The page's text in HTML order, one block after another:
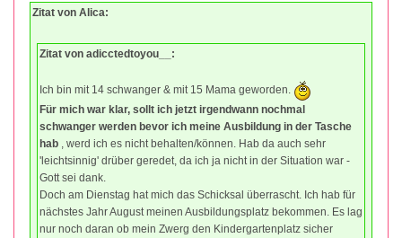
Zitat von Alica:
Zitat von adicctedtoyou__:
Ich bin mit 14 schwanger & mit 15 Mama geworden.
Für mich war klar, sollt ich jetzt irgendwann nochmal
schwanger werden bevor ich meine Ausbildung in der Tasche
hab
, werd ich es nicht behalten/können. Hab da auch sehr
'leichtsinnig' drüber geredet, da ich ja nicht in der Situation war -
Gott sei dank.
Doch am Dienstag hat mich das Schicksal überrascht. Ich hab für
nächstes Jahr August meinen Ausbildungsplatz bekommen. Es lag
nur noch daran ob mein Zwerg den Kindergartenplatz sicher